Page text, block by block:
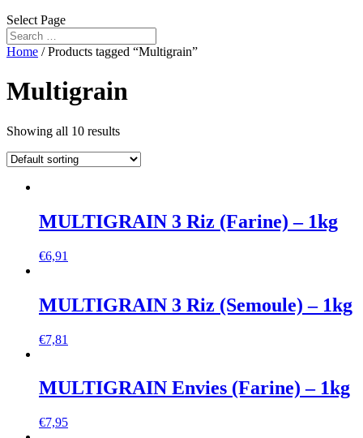
Select Page
Home / Products tagged “Multigrain”
Multigrain
Showing all 10 results
MULTIGRAIN 3 Riz (Farine) – 1kg
€6,91
MULTIGRAIN 3 Riz (Semoule) – 1kg
€7,81
MULTIGRAIN Envies (Farine) – 1kg
€7,95